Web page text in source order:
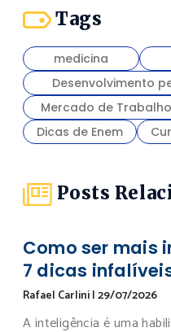
Tags
medicina
Desenvolvimento
Mercado de Trabalho
Dicas de Enem
Posts
Como ser mais
7 dicas
Rafael Carlini|29/07/2026
A inteligência é uma